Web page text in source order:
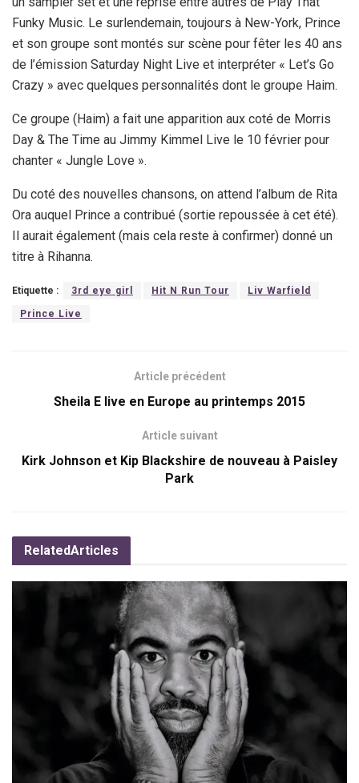
Funky Music. Le surlendemain, toujours à New-York, Prince
et son groupe sont montés sur scène pour fêter les 40 ans
de l’émission Saturday Night Live et interpréter « Let’s Go
Crazy » avec quelques personnalités dont le groupe Haim.
Ce groupe (Haim) a fait une apparition aux coté de Morris
Day & The Time au Jimmy Kimmel Live le 10 février pour
chanter « Jungle Love ».
Du coté des nouvelles chansons, on attend l’album de Rita
Ora auquel Prince a contribué (sortie repoussée à cet été).
Il aurait également (mais cela reste à confirmer) donné un
titre à Rihanna.
Etiquette : 3rd eye girl Hit N Run Tour Liv Warfield
Prince Live
Article précédent
Sheila E live en Europe au printemps 2015
Article suivant
Kirk Johnson et Kip Blackshire de nouveau à Paisley
Park
RelatedArticles